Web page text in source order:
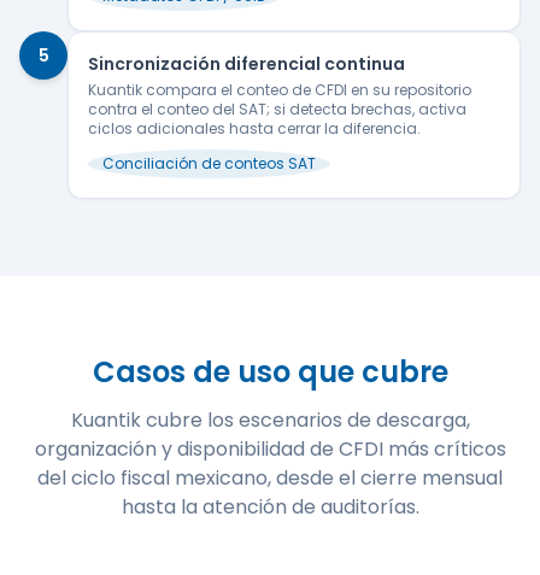
5 Sincronización diferencial continua
Kuantik compara el conteo de CFDI en su repositorio
contra el conteo del SAT; si detecta brechas, activa
ciclos adicionales hasta cerrar la diferencia.
Conciliación de conteos SAT
Casos de uso que cubre
Kuantik cubre los escenarios de descarga,
organización y disponibilidad de CFDI más críticos
del ciclo fiscal mexicano, desde el cierre mensual
hasta la atención de auditorías.